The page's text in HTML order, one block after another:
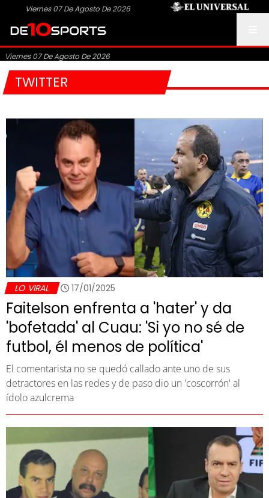
Viernes 07 De Agosto De 2026
Viernes 07 De Agosto De 2026
TWITTER
LO VIRAL 17/01/2025
Faitelson enfrenta a 'hater' y da
'bofetada' al Cuau: 'Si yo no sé de
futbol, él menos de política'
El comentarista no se quedó callado ante uno de sus
detractores en las redes y de paso dio un 'coscorrón' al
ídolo azulcrema